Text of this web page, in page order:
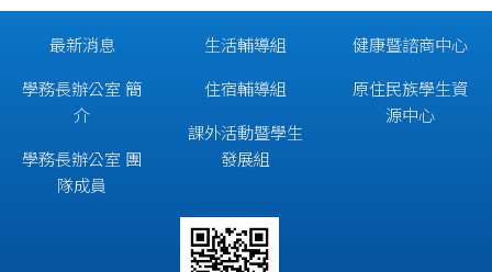
最新消息
學務長辦公室 簡
介
學務長辦公室 團
隊成員
生活輔導組
住宿輔導組
課外活動暨學生
發展組
健康暨諮商中心
原住民族學生資
源中心